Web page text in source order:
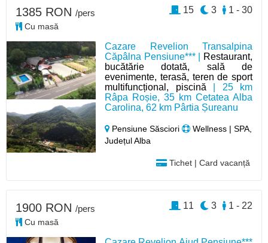
Cazare Revelion Transalpina
Căpâlna Pensiune*** |
Restaurant,
bucătărie dotată, sală de
evenimente, terasă, teren de sport
multifuncțional, piscină | 25 km
Râpa Roșie, 35 km Cetatea Alba
Carolina, 62 km Pârtia Șureanu
Pensiune Săsciori
Wellness | SPA,
Județul Alba
Tichet | Card vacanță
1385 RON /pers
Cu masă
1 - 30
3
15
1900 RON /pers
Cu masă
1 - 22
3
11